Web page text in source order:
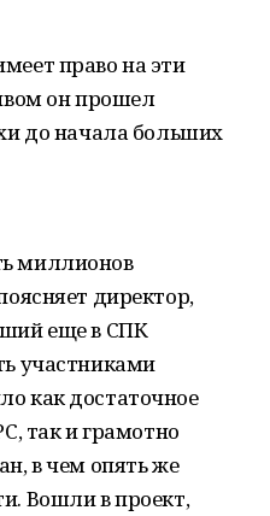
право на эти
он прошел
до начала больших
миллионов
директор,
еще в СПК
участниками
как достаточное
так и грамотно
в чем опять же
Вошли в проект,